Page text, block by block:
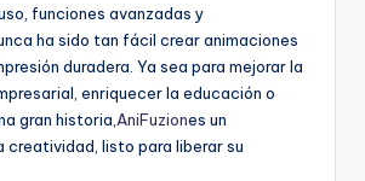
funciones avanzadas y
ha sido tan fácil crear animaciones
duradera. Ya sea para mejorar la
enriquecer la educación o
gran historia,AniFuziones un
creatividad, listo para liberar su